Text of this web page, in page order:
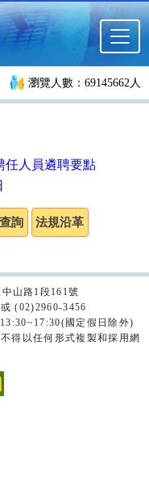
瀏覽人數：69145662人
任人員遴聘要點
山路1段161號
(02)2960-3456
國定假日除外)
得以任何形式複製和採用網